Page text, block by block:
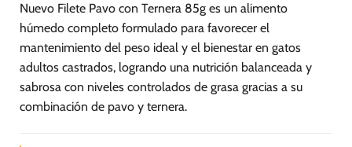
Nuevo Filete Pavo con Ternera 85g es un alimento
húmedo completo formulado para favorecer el
mantenimiento del peso ideal y el bienestar en gatos
adultos castrados, logrando una nutrición balanceada y
sabrosa con niveles controlados de grasa gracias a su
combinación de pavo y ternera.